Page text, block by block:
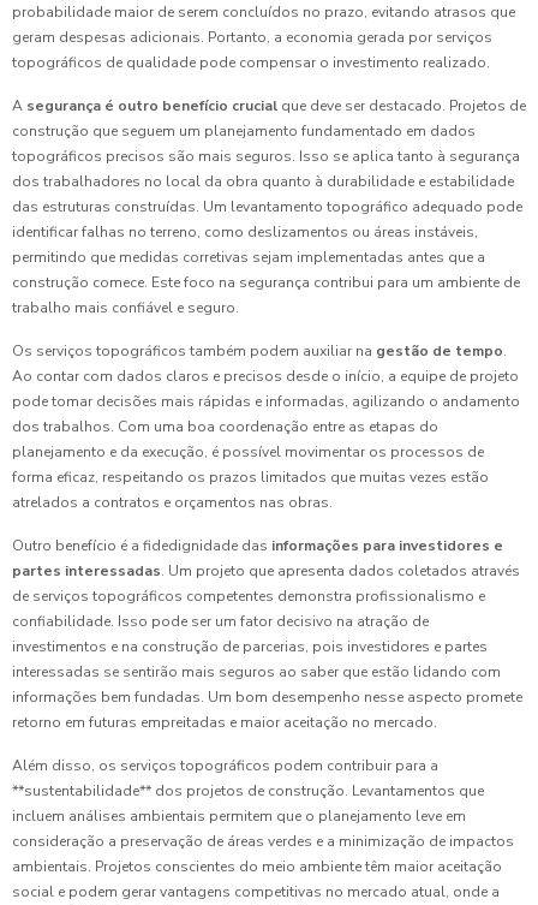
probabilidade maior de serem concluídos no prazo, evitando atrasos que
geram despesas adicionais. Portanto, a economia gerada por serviços
topográficos de qualidade pode compensar o investimento realizado.
A segurança é outro benefício crucial que deve ser destacado. Projetos de
construção que seguem um planejamento fundamentado em dados
topográficos precisos são mais seguros. Isso se aplica tanto à segurança
dos trabalhadores no local da obra quanto à durabilidade e estabilidade
das estruturas construídas. Um levantamento topográfico adequado pode
identificar falhas no terreno, como deslizamentos ou áreas instáveis,
permitindo que medidas corretivas sejam implementadas antes que a
construção comece. Este foco na segurança contribui para um ambiente de
trabalho mais confiável e seguro.
Os serviços topográficos também podem auxiliar na gestão de tempo.
Ao contar com dados claros e precisos desde o início, a equipe de projeto
pode tomar decisões mais rápidas e informadas, agilizando o andamento
dos trabalhos. Com uma boa coordenação entre as etapas do
planejamento e da execução, é possível movimentar os processos de
forma eficaz, respeitando os prazos limitados que muitas vezes estão
atrelados a contratos e orçamentos nas obras.
Outro benefício é a fidedignidade das informações para investidores e
partes interessadas. Um projeto que apresenta dados coletados através
de serviços topográficos competentes demonstra profissionalismo e
confiabilidade. Isso pode ser um fator decisivo na atração de
investimentos e na construção de parcerias, pois investidores e partes
interessadas se sentirão mais seguros ao saber que estão lidando com
informações bem fundadas. Um bom desempenho nesse aspecto promete
retorno em futuras empreitadas e maior aceitação no mercado.
Além disso, os serviços topográficos podem contribuir para a
**sustentabilidade** dos projetos de construção. Levantamentos que
incluem análises ambientais permitem que o planejamento leve em
consideração a preservação de áreas verdes e a minimização de impactos
ambientais. Projetos conscientes do meio ambiente têm maior aceitação
social e podem gerar vantagens competitivas no mercado atual, onde a